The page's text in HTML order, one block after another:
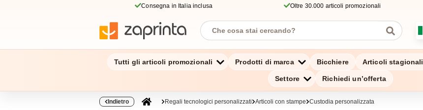
Consegna in Italia inclusa Oltre 30.000 articoli promozionali
Tutti gli articoli promozionali Prodotti di marca Bicchiere Articoli stagionali
Settore Richiedi un’offerta
Indietro Regali tecnologici personalizzati Articoli con stampe Custodia personalizzata